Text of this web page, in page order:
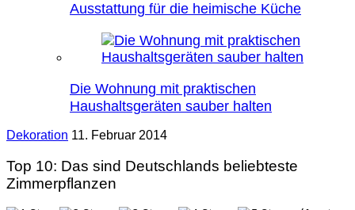
Ausstattung für die heimische Küche
Die Wohnung mit praktischen
Haushaltsgeräten sauber halten
Dekoration 11. Februar 2014
Top 10: Das sind Deutschlands beliebteste
Zimmerpflanzen